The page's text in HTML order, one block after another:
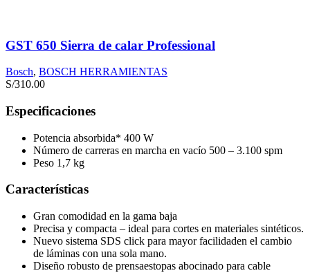
GST 650 Sierra de calar Professional
Bosch, BOSCH HERRAMIENTAS
S/310.00
Especificaciones
Potencia absorbida* 400 W
Número de carreras en marcha en vacío 500 – 3.100 spm
Peso 1,7 kg
Características
Gran comodidad en la gama baja
Precisa y compacta – ideal para cortes en materiales sintéticos.
Nuevo sistema SDS click para mayor facilidaden el cambio
de láminas con una sola mano.
Diseño robusto de prensaestopas abocinado para cable